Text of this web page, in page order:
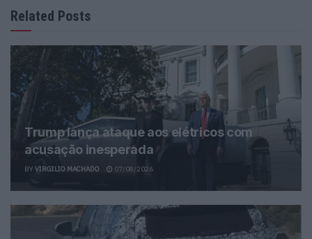
Related Posts
Trump lança ataque aos elétricos com
acusação inesperada
BY VIRGILIO MACHADO 07/08/2026